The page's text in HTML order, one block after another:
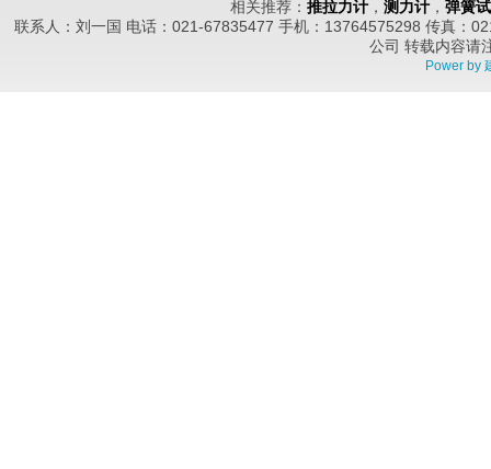
相关推荐： 推拉力计， 测力计， 弹簧
联系人：刘一国 电话：021-67835477 手机：13764575298 传真：
公司 转载内容请
Power by